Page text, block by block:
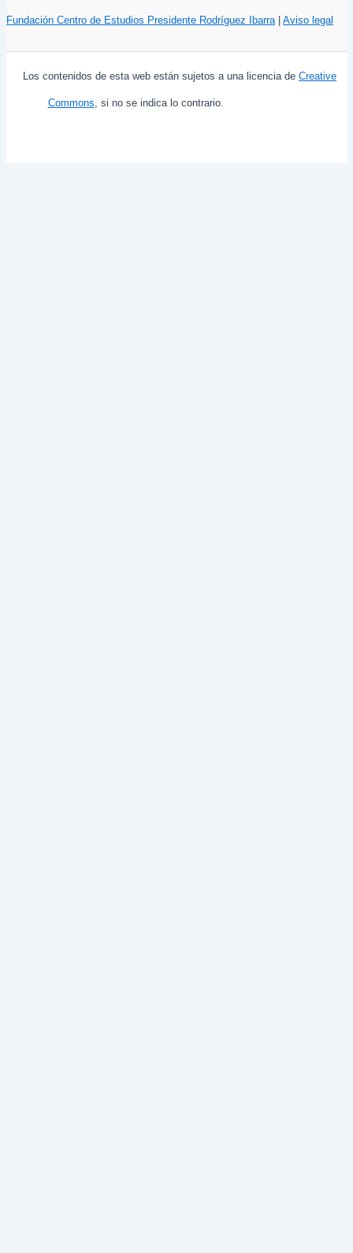
Fundación Centro de Estudios Presidente Rodríguez Ibarra| Aviso legal
Los contenidos de esta web están sujetos a una licencia de Creative
Commons, si no se indica lo contrario.